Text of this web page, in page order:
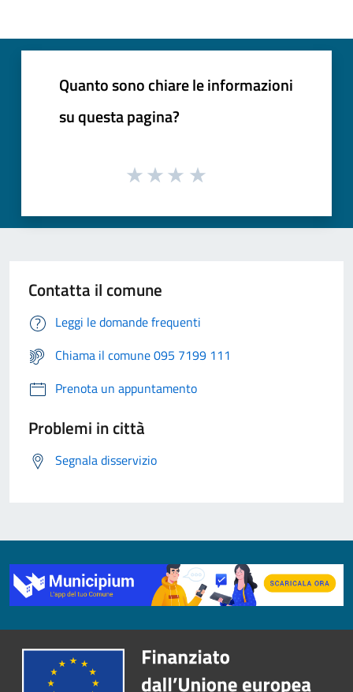
Quanto sono chiare le informazioni
su questa pagina?
Contatta il comune
Leggi le domande frequenti
Chiama il comune 095 7199 111
Prenota un appuntamento
Problemi in città
Segnala disservizio